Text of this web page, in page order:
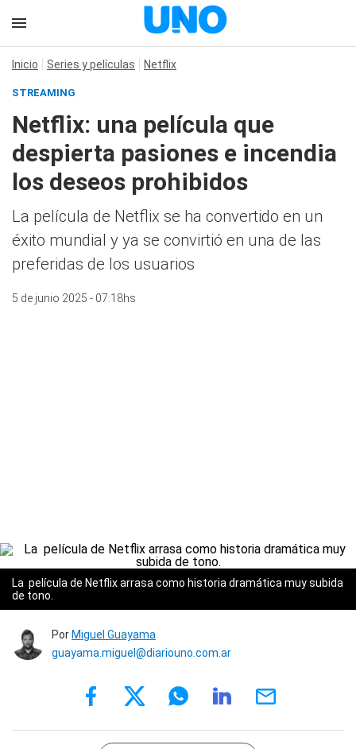
Inicio Series y películas Netflix
STREAMING
Netflix: una película que
despierta pasiones e incendia
los deseos prohibidos
La película de Netflix se ha convertido en un
éxito mundial y ya se convirtió en una de las
preferidas de los usuarios
5 de junio 2025 - 07:18hs
La película de Netflix arrasa como historia dramática muy subida
de tono.
Por Miguel Guayama
guayama.miguel@diariouno.com.ar